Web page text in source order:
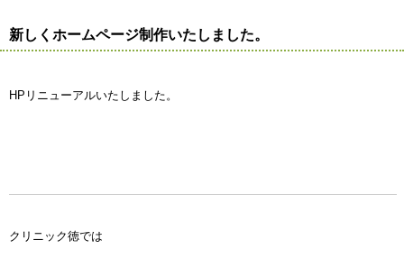
新しくホームページ制作いたしました。
HPリニューアルいたしました。
クリニック徳では